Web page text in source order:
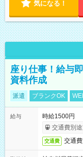
気になる！
座り仕事！給与
資料作成
派遣 ブランクOK
給与
時給1500円
交通費別
交通費 交通